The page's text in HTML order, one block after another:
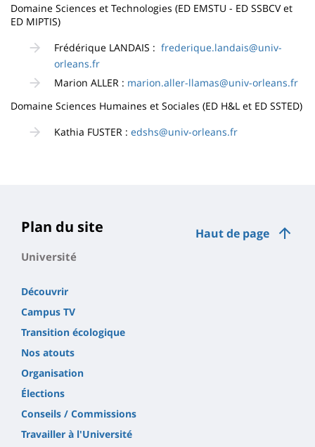
Domaine Sciences et Technologies (ED EMSTU - ED SSBCV et
ED MIPTIS)
Frédérique LANDAIS : frederique.landais@univ-
orleans.fr
Marion ALLER : marion.aller-llamas@univ-orleans.fr
Domaine Sciences Humaines et Sociales (ED H&L et ED SSTED)
Kathia FUSTER : edshs@univ-orleans.fr
Haut de page
Plan du site
Université
Découvrir
Campus TV
Transition écologique
Nos atouts
Organisation
Élections
Conseils / Commissions
Travailler à l'Université